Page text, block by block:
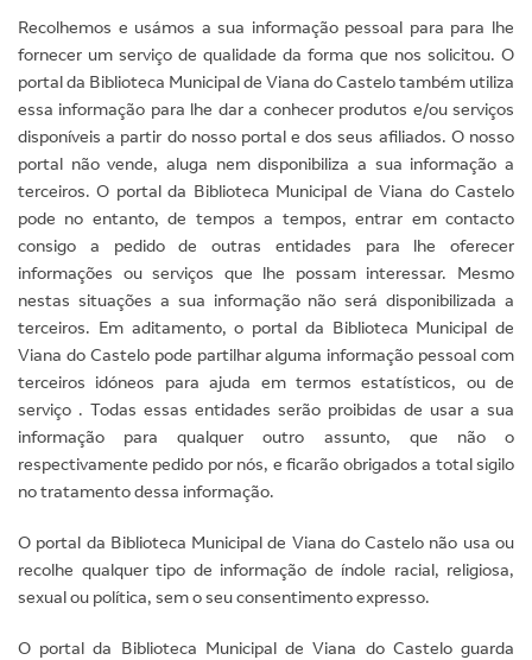
Recolhemos e usámos a sua informação pessoal para para lhe
fornecer um serviço de qualidade da forma que nos solicitou. O
portal da Biblioteca Municipal de Viana do Castelo também utiliza
essa informação para lhe dar a conhecer produtos e/ou serviços
disponíveis a partir do nosso portal e dos seus afiliados. O nosso
portal não vende, aluga nem disponibiliza a sua informação a
terceiros. O portal da Biblioteca Municipal de Viana do Castelo
pode no entanto, de tempos a tempos, entrar em contacto
consigo a pedido de outras entidades para lhe oferecer
informações ou serviços que lhe possam interessar. Mesmo
nestas situações a sua informação não será disponibilizada a
terceiros. Em aditamento, o portal da Biblioteca Municipal de
Viana do Castelo pode partilhar alguma informação pessoal com
terceiros idóneos para ajuda em termos estatísticos, ou de
serviço . Todas essas entidades serão proibidas de usar a sua
informação para qualquer outro assunto, que não o
respectivamente pedido por nós, e ficarão obrigados a total sigilo
no tratamento dessa informação.
O portal da Biblioteca Municipal de Viana do Castelo não usa ou
recolhe qualquer tipo de informação de índole racial, religiosa,
sexual ou política, sem o seu consentimento expresso.
O portal da Biblioteca Municipal de Viana do Castelo guarda